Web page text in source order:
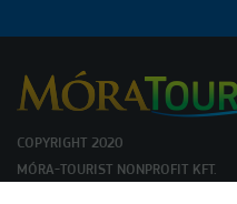
COPYRIGHT 2020
MÓRA-TOURIST NONPROFIT KFT.